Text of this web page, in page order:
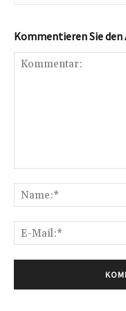
Kommentieren Sie